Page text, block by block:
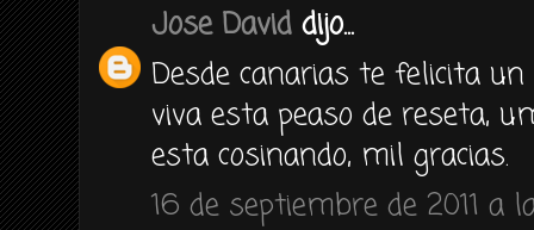
Jose David dijo...
Desde canarias te felicita
viva esta peaso de reseta,
esta cosinando, mil gracias.
16 de septiembre de 2011 a